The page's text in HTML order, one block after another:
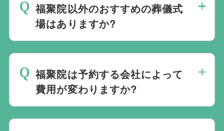
まで、すべて一貫してお手伝いいたしま
す。
います。また、1都3県1220式場と提携し
ておりますので、葬儀を検討している地域
周辺の式場を無料でご案内することも可能
です。自社会館を持たないことで無理に自
社会館を勧めることなく柔軟にご提案がで
きます。
福聚院以外のおすすめの葬儀式
場はありますか?
すすめの式場をご紹介させていただきま
す。また、式場でご葬儀気を行うのが一般
的ですが、どこで葬儀を行うかは多様化し
ており必ずしも式場を借りて行う必要はな
福聚院は予約する会社によって
費用が変わりますか?